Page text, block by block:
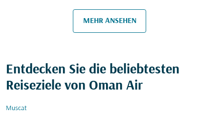
MEHR ANSEHEN
Entdecken Sie die beliebtesten
Reiseziele von Oman Air
Muscat